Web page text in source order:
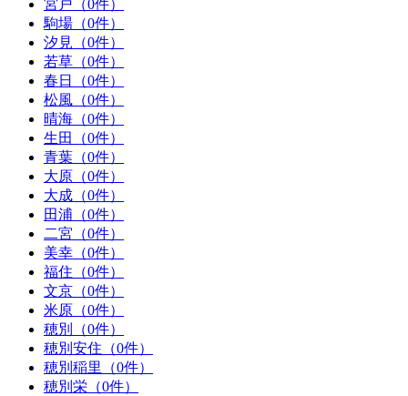
宮戸（0件）
駒場（0件）
汐見（0件）
若草（0件）
春日（0件）
松風（0件）
晴海（0件）
生田（0件）
青葉（0件）
大原（0件）
大成（0件）
田浦（0件）
二宮（0件）
美幸（0件）
福住（0件）
文京（0件）
米原（0件）
穂別（0件）
穂別安住（0件）
穂別稲里（0件）
穂別栄（0件）